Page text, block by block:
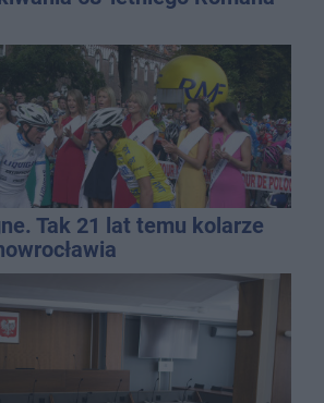
Tak 21 lat temu kolarze